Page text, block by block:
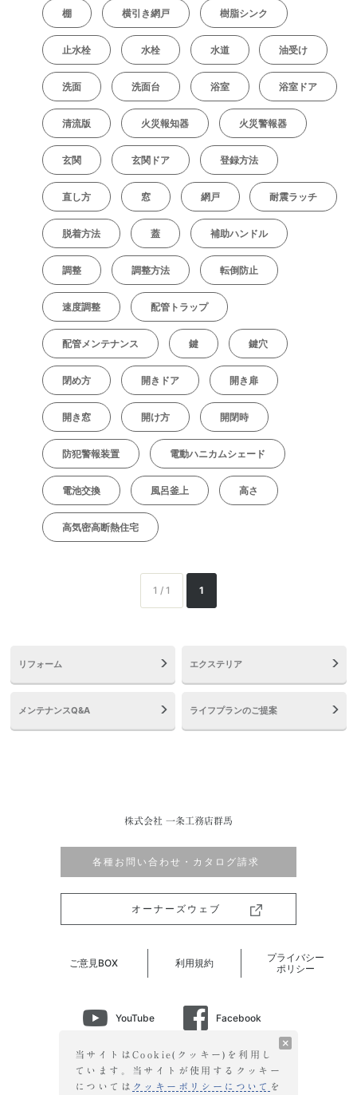
棚 横引き網戸 樹脂シンク
止水栓 水栓 水道 油受け
洗面 洗面台 浴室 浴室ドア
清流版 火災報知器 火災警報器
玄関 玄関ドア 登録方法
直し方 窓 網戸 耐震ラッチ
脱着方法 蓋 補助ハンドル
調整 調整方法 転倒防止
速度調整 配管トラップ
配管メンテナンス 鍵 鍵穴
閉め方 開きドア 開き扉
開き窓 開け方 開閉時
防犯警報装置 電動ハニカムシェード
電池交換 風呂釜上 高さ
高気密高断熱住宅
1 / 1 1
リフォーム エクステリア
メンテナンスQ&A ライフプランのご提案
株式会社 一条工務店群馬
各種お問い合わせ・カタログ請求
オーナーズウェブ
ご意見BOX 利用規約
プライバシー
ポリシー
YouTube Facebook
Instagram LINE
当サイトはCookie(クッキー)を利用し
ています。当サイトが使用する クッキー
については クッキーポリシーについて を